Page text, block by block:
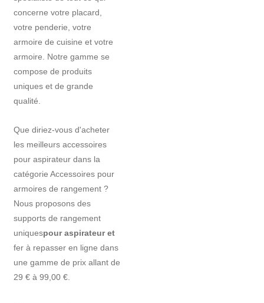
concerne votre placard,
votre penderie, votre
armoire de cuisine et votre
armoire. Notre gamme se
compose de produits
uniques et de grande
qualité.
Que diriez-vous d'acheter
les meilleurs accessoires
pour aspirateur dans la
catégorie Accessoires pour
armoires de rangement ?
Nous proposons des
supports de rangement
uniquespour aspirateur et
fer à repasser en ligne dans
une gamme de prix allant de
29 € à 99,00 €.